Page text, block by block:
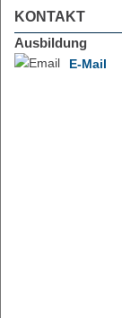
KONTAKT
Ausbildung
E-Mail